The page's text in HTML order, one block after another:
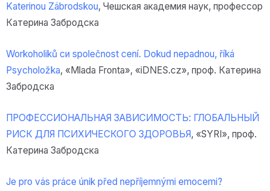
Katerinou Zábrodskou, Чешская академия наук, профессор
Катерина Забродска
Workoholiků си společnost cení. Dokud nepadnou, říká
Psycholožka, «Mlada Fronta», «iDNES.cz», проф. Катерина
Забродска
ПРОФЕССИОНАЛЬНАЯ ЗАВИСИМОСТЬ: ГЛОБАЛЬНЫЙ
РИСК ДЛЯ ПСИХИЧЕСКОГО ЗДОРОВЬЯ, «SYRI», проф.
Катерина Забродска
Je pro vás práce únik před nepříjemnými emocemi?